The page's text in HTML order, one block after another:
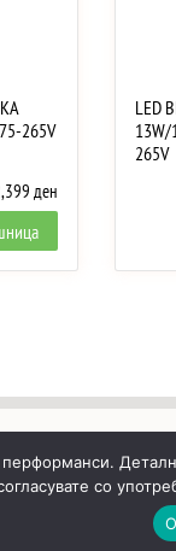
265V
ден.
денCurrent
price
is:
2,399 ден.
LED
13W/
265V
со